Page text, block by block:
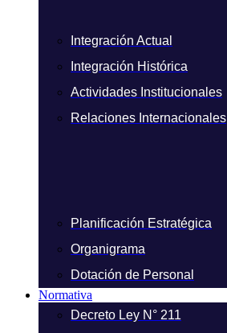
Integración Actual
Integración Histórica
Actividades Institucionales
Relaciones Internacionales
Planificación Estratégica
Organigrama
Dotación de Personal
Normativa
Decreto Ley N° 211